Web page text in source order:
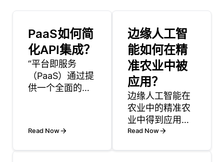
PaaS如何简
化API集成？
“平台即服务
（PaaS）通过提
供一个全面的环
开发人员能够专
注于构建和部署
Read Now
边缘人工智
能如何在精
准农业中被
应用？
边缘人工智能在
农业中的精准农
业中得到应用，
通过直接在现场
Read Now